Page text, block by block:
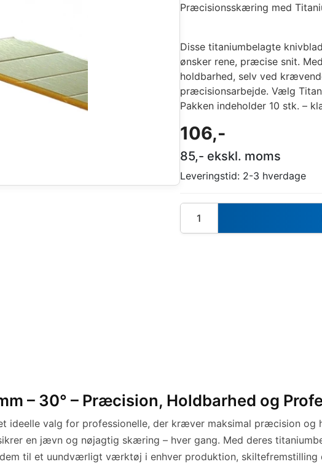
Præcisionsskæring med
Disse titaniumbelagte
ønsker rene, præcise snit.
holdbarhed, selv ved
præcisionsarbejde. Vælg
Pakken indeholder 10 stk. –
106,-
85,- ekskl. moms
Leveringstid: 2-3 hverdage
– 30° – Præcision, Holdbarhed og
ideelle valg for professionelle, der kræver maksimal præcision og
en jævn og nøjagtig skæring – hver gang. Med deres
til et uundværligt værktøj i enhver produktion, skiltefremstilling